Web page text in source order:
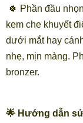
🍀 Phần đầu
kem che khuyết
dưới mắt hay
nhẹ, mịn màng.
bronzer.
🌟 Hướng dẫn